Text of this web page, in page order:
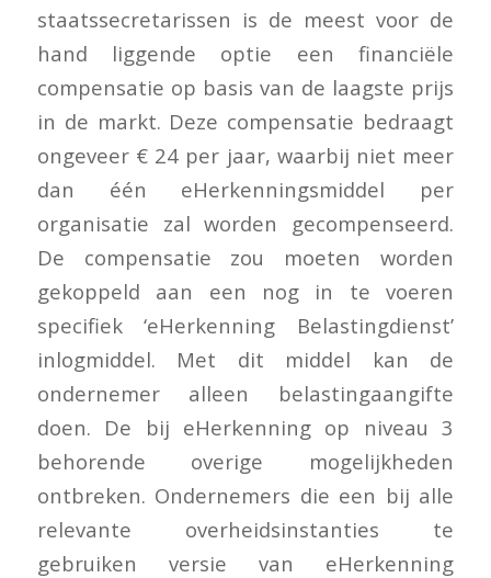
staatssecretarissen is de meest voor de
hand liggende optie een financiële
compensatie op basis van de laagste prijs
in de markt. Deze compensatie bedraagt
ongeveer € 24 per jaar, waarbij niet meer
dan één eHerkenningsmiddel per
organisatie zal worden gecompenseerd.
De compensatie zou moeten worden
gekoppeld aan een nog in te voeren
specifiek ‘eHerkenning Belastingdienst’
inlogmiddel. Met dit middel kan de
ondernemer alleen belastingaangifte
doen. De bij eHerkenning op niveau 3
behorende overige mogelijkheden
ontbreken. Ondernemers die een bij alle
relevante overheidsinstanties te
gebruiken versie van eHerkenning